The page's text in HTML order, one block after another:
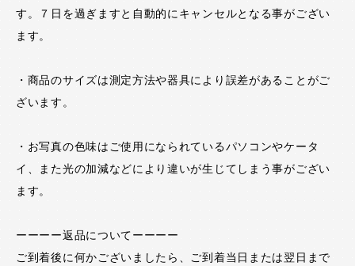
す。７日を過ぎますと自動的にキャンセルとなる事がござい
ます。
・商品のサイズは測定方法や器具により誤差があることがご
ざいます。
・お写真の色味はご使用になられているパソコンやケータ
イ、また光の加減などにより違いが生じてしまう事がござい
ます。
ーーーー返品についてーーーー
ご到着後に何かございましたら、ご到着当日または翌日まで